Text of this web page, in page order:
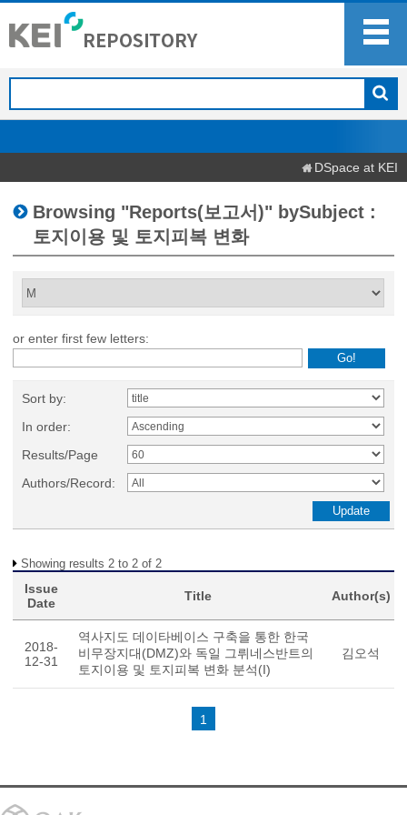
DSpace at KEI
Browsing "Reports(보고서)" bySubject :
토지이용 및 토지피복 변화
or enter first few letters:
Sort by:
In order:
Results/Page
Authors/Record:
Showing results 2 to 2 of 2
Issue
Date
Title Author(s)
2018-
12-31
역사지도 데이타베이스 구축을 통한 한국
비무장지대(DMZ)와 독일 그뤼네스반트의
토지이용 및 토지피복 변화 분석(I)
김오석
1